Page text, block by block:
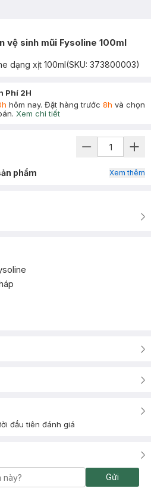
vệ sinh mũi Fysoline 100ml
dạng xịt 100ml(SKU: 373800003)
Phí 2H
hôm nay. Đặt hàng trước 8h và chọn
Xem chi tiết
phẩm Xem thêm
đầu tiên đánh giá
Gửi